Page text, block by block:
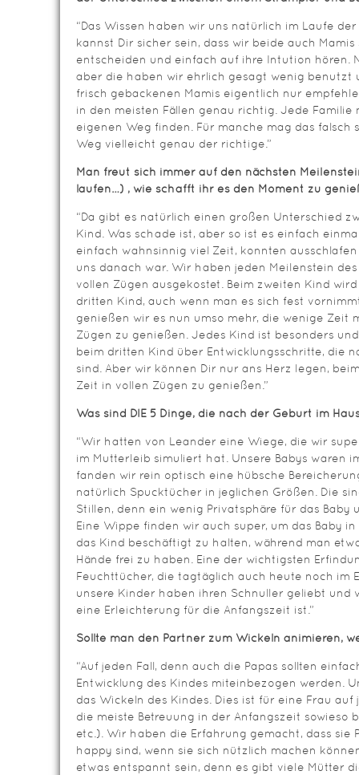
“Das Wissen haben wir uns natürlich im Laufe
kannst Dir sicher sein, dass wir beide auch
entscheiden und einfach auf ihre Intution hören.
aber die haben wir ehrlich gesagt wenig benutzt
frisch gebackenen Mamis eigentlich nur
in den meisten Fällen genau richtig. Jede Familie
eigenen Weg finden. Für manche mag das falsch
Weg vielleicht genau der richtige.”
Man freut sich immer auf den nächsten
laufen…) , wie schafft ihr es den Moment zu
“Da gibt es natürlich einen großen Unterschied
Kind. Was schade ist, aber so ist es einfach
einfach wahnsinnig viel Zeit, konnten
uns danach war. Wir haben jeden Meilenstein
vollen Zügen ausgekostet. Beim zweiten Kind
dritten Kind, auch wenn man es sich fest
genießen wir es nun umso mehr, die wenige Zeit
Zügen zu genießen. Jedes Kind ist besonders
beim dritten Kind über Entwicklungsschritte, die
sind. Aber wir können Dir nur ans Herz legen,
Zeit in vollen Zügen zu genießen.”
Was sind DIE 5 Dinge, die nach der Geburt im
“Wir hatten von Leander eine Wiege, die wir
im Mutterleib simuliert hat. Unsere Babys waren
fanden wir rein optisch eine hübsche
natürlich Spucktücher in jeglichen Größen. Die
Stillen, denn ein wenig Privatsphäre für das Baby
Eine Wippe finden wir auch super, um das Baby
das Kind beschäftigt zu halten, während man
Hände frei zu haben. Eine der wichtigsten
Feuchttücher, die tagtäglich auch heute noch im
unsere Kinder haben ihren Schnuller geliebt und
eine Erleichterung für die Anfangszeit ist.”
Sollte man den Partner zum Wickeln animieren,
“Auf jeden Fall, denn auch die Papas sollten
Entwicklung des Kindes miteinbezogen werden.
das Wickeln des Kindes. Dies ist für eine Frau
die meiste Betreuung in der Anfangszeit sowieso
etc.). Wir haben die Erfahrung gemacht, dass sie
happy sind, wenn sie sich nützlich machen
etwas entspannt sein, denn es gibt viele Mütter